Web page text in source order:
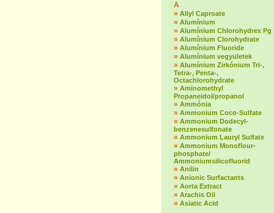
A
» Allyl Caproate
» Alumínium
» Alumínium Chlorohydrex Pg
» Alumínium Clorohydrate
» Alumínium Fluoride
» Alumínium vegyületek
» Alumínium Zirkónium Tri-,
Tetra-, Penta-,
Octachlorohydrate
» Aminomethyl
Propaneidol/propanol
» Ammónia
» Ammonium Coco-Sulfate
» Ammonium Dodecyl-
benzenesulfonate
» Ammonium Lauryl Sulfate
» Ammonium Monoflour-
phosphate/
Ammoniumsilicofluorid
» Anilin
» Anionic Surfactants
» Aorta Extract
» Arachis Oil
» Asiatic Acid